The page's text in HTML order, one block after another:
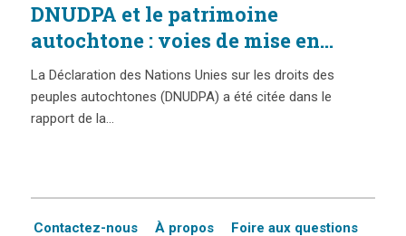
DNUDPA et le patrimoine
autochtone : voies de mise en
œuvre
La Déclaration des Nations Unies sur les droits des
peuples autochtones (DNUDPA) a été citée dans le
rapport de la…
Contactez-nous À propos
Foire aux questions